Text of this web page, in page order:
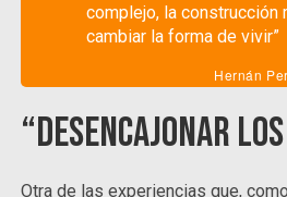
complejo, la construcción
cambiar la forma de vivir”
Hernán
“Desencajonar
Otra de las experiencias que,